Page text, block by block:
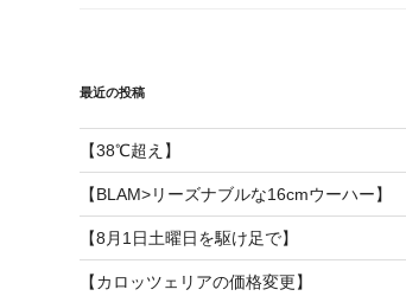
最近の投稿
【38℃超え】
【BLAM>リーズナブルな16cmウーハー】
【8月1日土曜日を駆け足で】
【カロッツェリアの価格変更】